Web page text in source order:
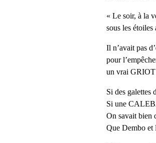
« Le soir, à la
sous les
Il n’avait pas
pour
un vrai
Si des galettes
Si une
On savait bien
Que Dembo et